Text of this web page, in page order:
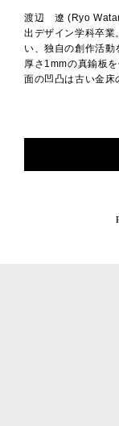
渡辺 遼 (Ryo
出デザイン学科卒業
い、独自の創作活動
厚さ1mmの真鍮板
面の凹凸は古い金床